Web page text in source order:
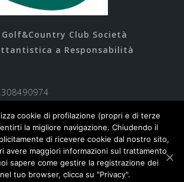
Golf&Country Club Società
a Responsabilità
Contatti Privacy Cookie
cookie di profilazione (propri e di terze
la migliore navigazione. Chiudendo il
di ricevere cookie dal nostro sito,
avere maggiori informazioni sul trattamento
sapere come gestire la registrazione dei
tuo browser, clicca su "Privacy".